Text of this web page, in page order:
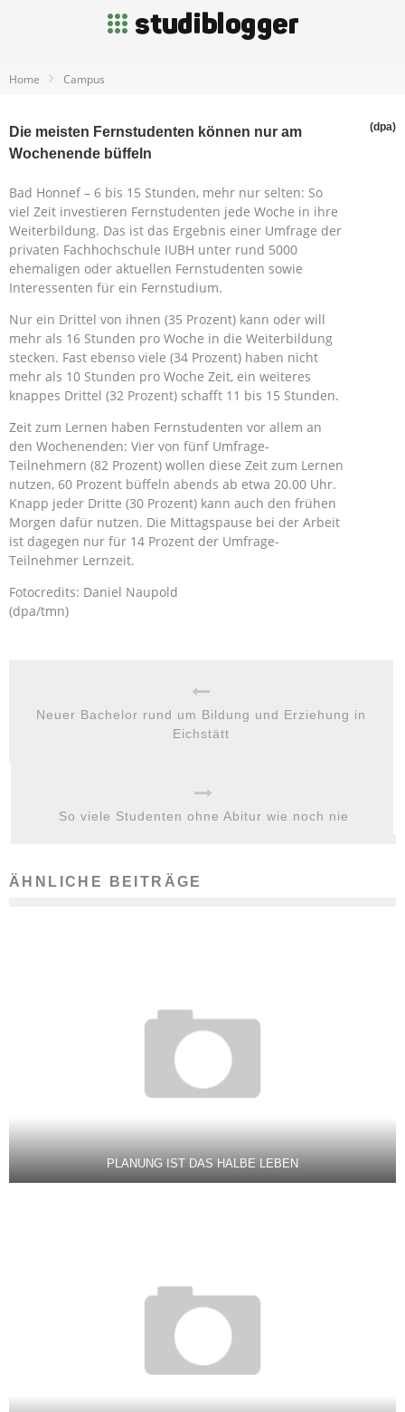
Home Campus
Die meisten Fernstudenten können nur am
Wochenende büffeln
(dpa)
Bad Honnef – 6 bis 15 Stunden, mehr nur selten: So
viel Zeit investieren Fernstudenten jede Woche in ihre
Weiterbildung. Das ist das Ergebnis einer Umfrage der
privaten Fachhochschule IUBH unter rund 5000
ehemaligen oder aktuellen Fernstudenten sowie
Interessenten für ein Fernstudium.
Nur ein Drittel von ihnen (35 Prozent) kann oder will
mehr als 16 Stunden pro Woche in die Weiterbildung
stecken. Fast ebenso viele (34 Prozent) haben nicht
mehr als 10 Stunden pro Woche Zeit, ein weiteres
knappes Drittel (32 Prozent) schafft 11 bis 15 Stunden.
Zeit zum Lernen haben Fernstudenten vor allem an
den Wochenenden: Vier von fünf Umfrage-
Teilnehmern (82 Prozent) wollen diese Zeit zum Lernen
nutzen, 60 Prozent büffeln abends ab etwa 20.00 Uhr.
Knapp jeder Dritte (30 Prozent) kann auch den frühen
Morgen dafür nutzen. Die Mittagspause bei der Arbeit
ist dagegen nur für 14 Prozent der Umfrage-
Teilnehmer Lernzeit.
Fotocredits: Daniel Naupold
(dpa/tmn)
Neuer Bachelor rund um Bildung und Erziehung in
Eichstätt
So viele Studenten ohne Abitur wie noch nie
ÄHNLICHE BEITRÄGE
PLANUNG IST DAS HALBE LEBEN